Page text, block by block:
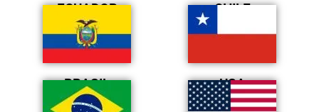
ECUADOR CHILE
BRASIL USA